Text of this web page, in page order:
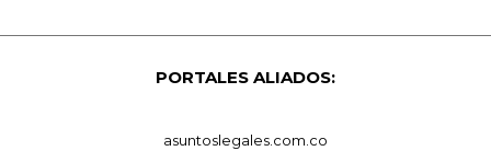
PORTALES ALIADOS:
asuntoslegales.com.co